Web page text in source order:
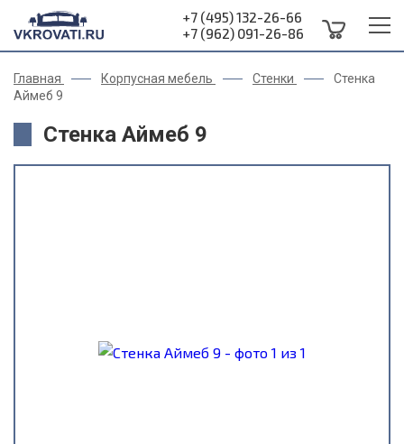
+7 (495) 132-26-66
+7 (962) 091-26-86
Главная Корпусная мебель Стенки
Стенка
Аймеб 9
Стенка Аймеб 9